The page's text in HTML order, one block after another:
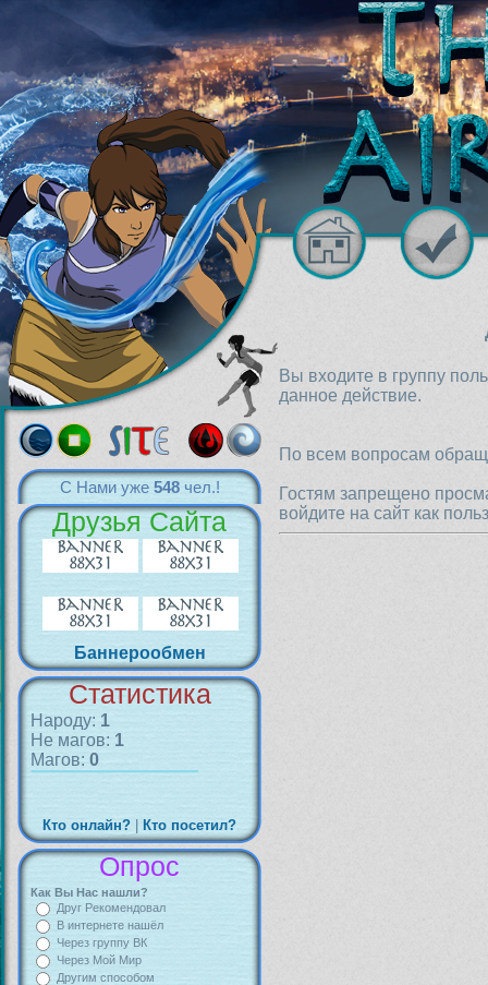
С Нами уже 548чел.!
Друзья Сайта
Баннерообмен
Статистика
Народу: 1
Не магов: 1
Магов: 0
Кто онлайн? Кто посетил?
Опрос
Как Вы Нас нашли?
Друг Рекомендовал
В интернете нашёл
Через группу ВК
Через Мой Мир
Другим способом
Вы входите в группу
данное действие.
По всем вопросам
Гостям запрещено
войдите на сайт как